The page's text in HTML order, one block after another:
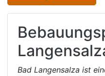
Bad Langensalza ist